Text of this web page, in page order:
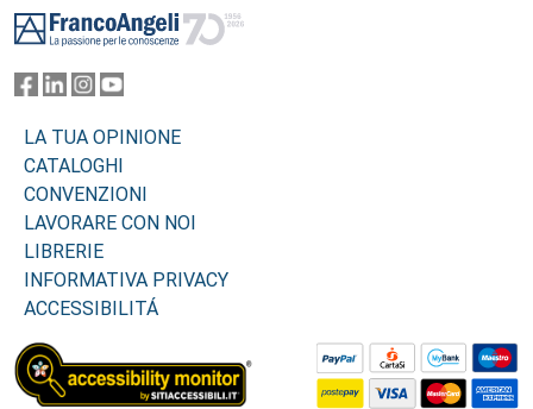
LA TUA OPINIONE
CATALOGHI
CONVENZIONI
LAVORARE CON NOI
LIBRERIE
INFORMATIVA PRIVACY
ACCESSIBILITÁ